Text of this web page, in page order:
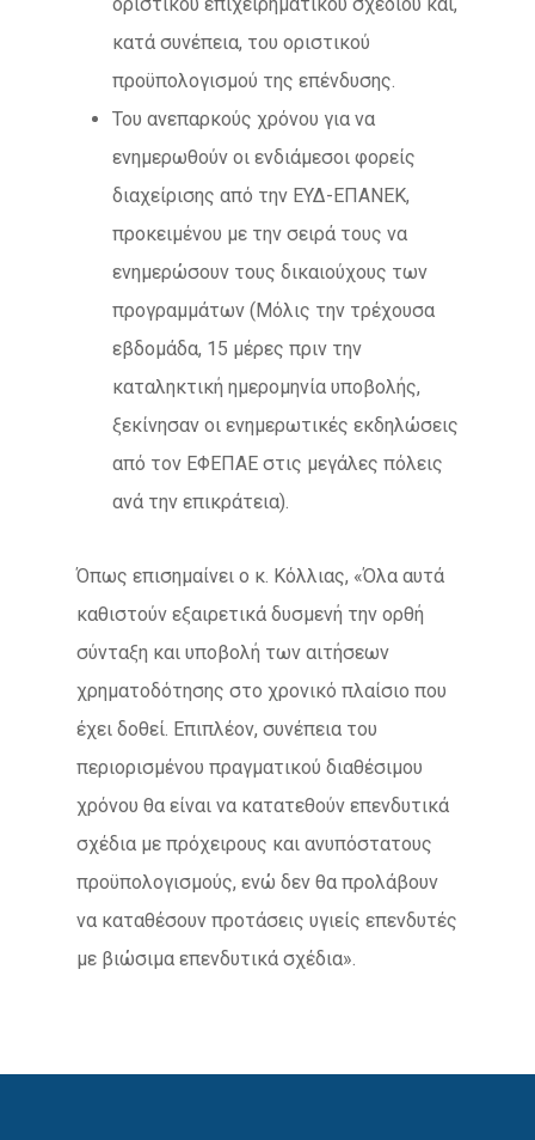
κατά συνέπεια, του οριστικού
προϋπολογισμού της επένδυσης.
Του ανεπαρκούς χρόνου για να
ενημερωθούν οι ενδιάμεσοι φορείς
διαχείρισης από την ΕΥΔ-ΕΠΑΝΕΚ,
προκειμένου με την σειρά τους να
ενημερώσουν τους δικαιούχους των
προγραμμάτων (Μόλις την τρέχουσα
εβδομάδα, 15 μέρες πριν την
καταληκτική ημερομηνία υποβολής,
ξεκίνησαν οι ενημερωτικές εκδηλώσεις
από τον ΕΦΕΠΑΕ στις μεγάλες πόλεις
ανά την επικράτεια).
Όπως επισημαίνει ο κ. Κόλλιας, «Όλα αυτά
καθιστούν εξαιρετικά δυσμενή την ορθή
σύνταξη και υποβολή των αιτήσεων
χρηματοδότησης στο χρονικό πλαίσιο που
έχει δοθεί. Επιπλέον, συνέπεια του
περιορισμένου πραγματικού διαθέσιμου
χρόνου θα είναι να κατατεθούν επενδυτικά
σχέδια με πρόχειρους και ανυπόστατους
προϋπολογισμούς, ενώ δεν θα προλάβουν
να καταθέσουν προτάσεις υγιείς επενδυτές
με βιώσιμα επενδυτικά σχέδια».